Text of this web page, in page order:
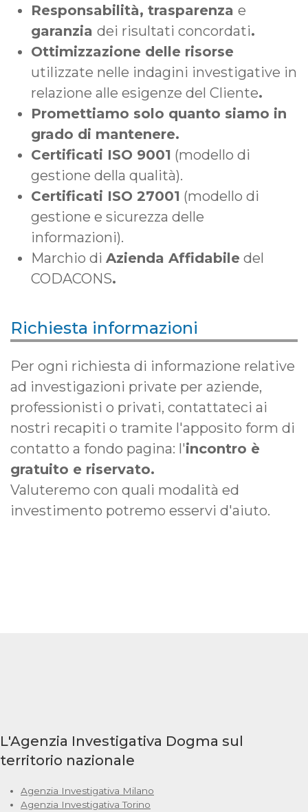
Responsabilità, trasparenza e
garanzia dei risultati concordati.
Ottimizzazione delle risorse
utilizzate nelle indagini investigative in
relazione alle esigenze del Cliente.
Promettiamo solo quanto siamo in
grado di mantenere.
Certificati ISO 9001 (modello di
gestione della qualità).
Certificati ISO 27001 (modello di
gestione e sicurezza delle
informazioni).
Marchio di Azienda Affidabile del
CODACONS.
Richiesta informazioni
Per ogni richiesta di informazione relative
ad investigazioni private per aziende,
professionisti o privati, contattateci ai
nostri recapiti o tramite l'apposito form di
contatto a fondo pagina: l'incontro è
gratuito e riservato.
Valuteremo con quali modalità ed
investimento potremo esservi d'aiuto.
L'Agenzia Investigativa Dogma sul
territorio nazionale
Agenzia Investigativa Milano
Agenzia Investigativa Torino